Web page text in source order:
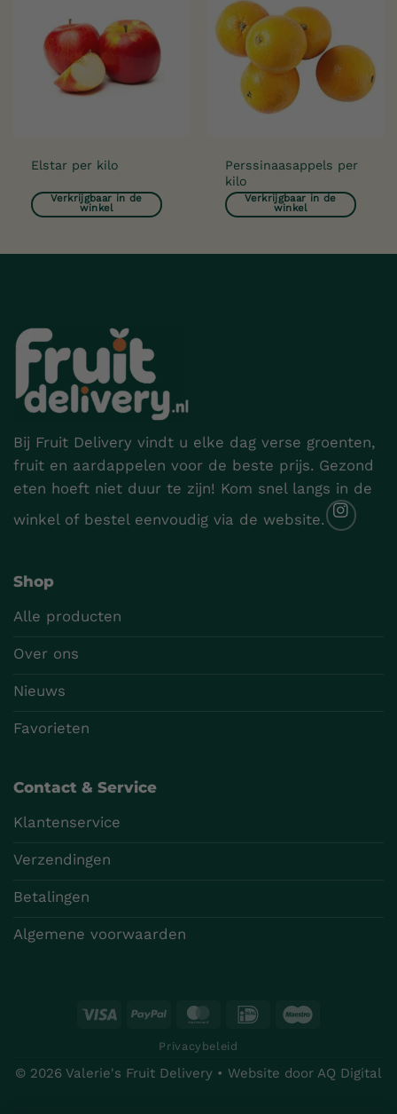
aan
verlanglijst
Elstar per kilo
Verkrijgbaar in de
winkel
Perssinaasappels per
kilo
Verkrijgbaar in de
winkel
Bij Fruit Delivery vindt u elke dag verse groenten,
fruit en aardappelen voor de beste prijs. Gezond
eten hoeft niet duur te zijn! Kom snel langs in de
winkel of bestel eenvoudig via de website.
Shop
Alle producten
Over ons
Nieuws
Favorieten
Contact & Service
Klantenservice
Verzendingen
Betalingen
Algemene voorwaarden
Visa PayPal MasterCard
IDeal
Privacybeleid
© 2026 Valerie's Fruit Delivery • Website door AQ Digital